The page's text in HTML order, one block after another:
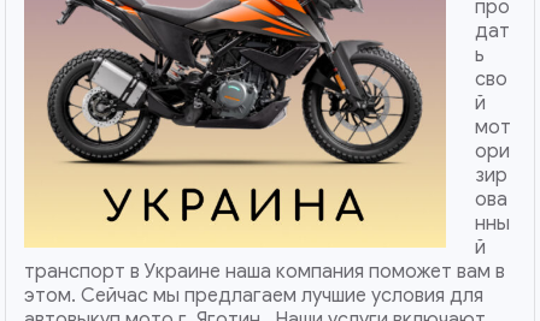
про
дат
ь
сво
й
мот
ори
зир
ова
нны
й
транспорт в Украине наша компания поможет вам в
этом. Сейчас мы предлагаем лучшие условия для